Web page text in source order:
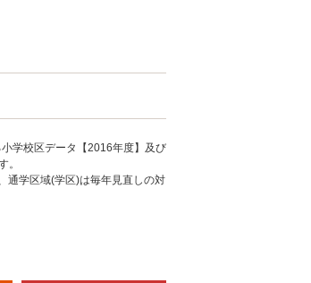
学校区データ【2016年度】及び
。
通学区域(学区)は毎年見直しの対